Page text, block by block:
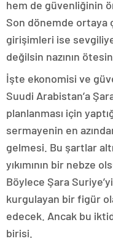
hem de güvenliğinin
Son dönemde ortaya
girişimleri ise
değilsin nazının
İşte ekonomisi ve
Suudi Arabistan’a
planlanması için
sermayenin en
gelmesi. Bu şartlar
yıkımının bir nebze
Böylece Şara
kurgulayan bir figür
edecek. Ancak bu
birisi.